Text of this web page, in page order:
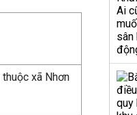
xã Nhơn